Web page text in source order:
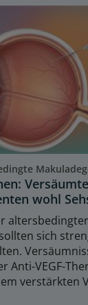
wohl
altersbedingter
sich
Anti-VEGF-
verstärkten